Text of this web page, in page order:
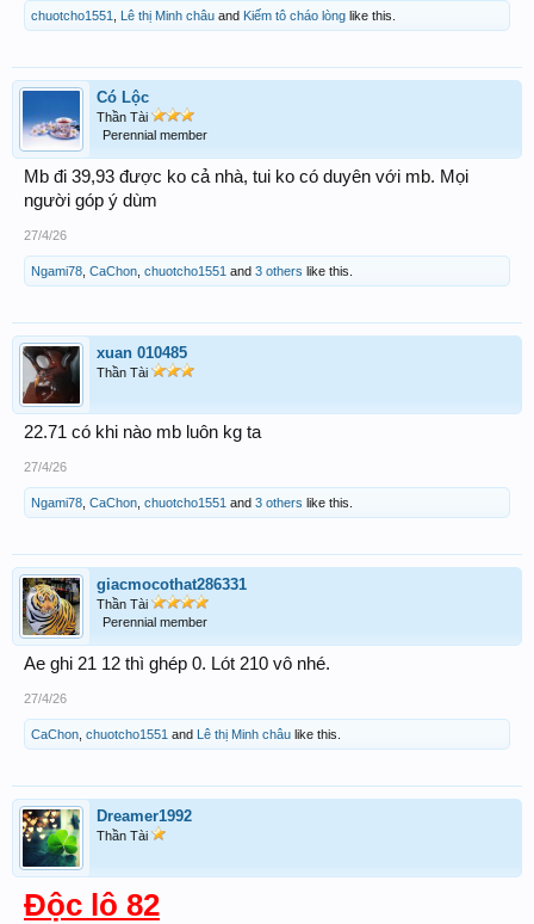
chuotcho1551 Lê thị Minh châu and Kiếm tô cháo lòng like this.
Có Lộc
Thần Tài
Perennial member
Mb đi 39,93 được ko cả nhà, tui ko có duyên với mb. Mọi
người góp ý dùm
27/4/26
Ngami78 CaChon chuotcho1551 and 3 others like this.
xuan 010485
Thần Tài
22.71 có khi nào mb luôn kg ta
27/4/26
Ngami78 CaChon chuotcho1551 and 3 others like this.
giacmocothat286331
Thần Tài
Perennial member
Ae ghi 21 12 thì ghép 0. Lót 210 vô nhé.
27/4/26
CaChon chuotcho1551 and Lê thị Minh châu like this.
Dreamer1992
Thần Tài
Độc lô 82